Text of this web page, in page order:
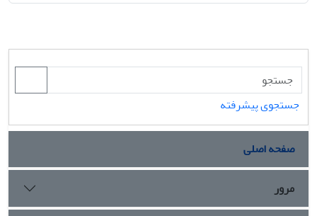
جستجوی پیشرفته
صفحه اصلی
مرور